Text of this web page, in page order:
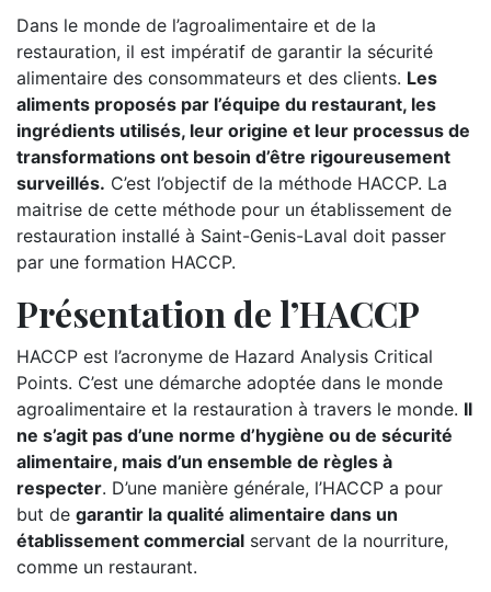
Dans le monde de l’agroalimentaire et de la
restauration, il est impératif de garantir la sécurité
alimentaire des consommateurs et des clients. Les
aliments proposés par l’équipe du restaurant, les
ingrédients utilisés, leur origine et leur processus de
transformations ont besoin d’être rigoureusement
surveillés. C’est l’objectif de la méthode HACCP. La
maitrise de cette méthode pour un établissement de
restauration installé à Saint-Genis-Laval doit passer
par une formation HACCP.
Présentation de l’HACCP
HACCP est l’acronyme de Hazard Analysis Critical
Points. C’est une démarche adoptée dans le monde
agroalimentaire et la restauration à travers le monde. Il
ne s’agit pas d’une norme d’hygiène ou de sécurité
alimentaire, mais d’un ensemble de règles à
respecter. D’une manière générale, l’HACCP a pour
but de garantir la qualité alimentaire dans un
établissement commercial servant de la nourriture,
comme un restaurant.